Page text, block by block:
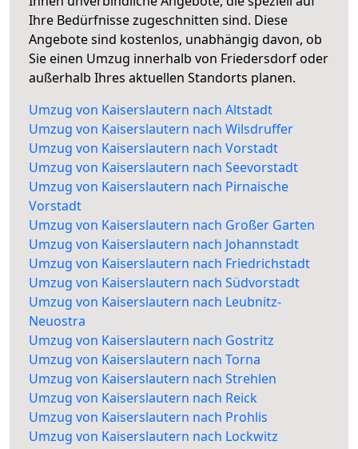
Ihre Bedürfnisse zugeschnitten sind. Diese
Angebote sind kostenlos, unabhängig davon, ob
Sie einen Umzug innerhalb von Friedersdorf oder
außerhalb Ihres aktuellen Standorts planen.
Umzug von Kaiserslautern nach Altstadt
Umzug von Kaiserslautern nach Wilsdruffer
Umzug von Kaiserslautern nach Vorstadt
Umzug von Kaiserslautern nach Seevorstadt
Umzug von Kaiserslautern nach Pirnaische
Vorstadt
Umzug von Kaiserslautern nach Großer Garten
Umzug von Kaiserslautern nach Johannstadt
Umzug von Kaiserslautern nach Friedrichstadt
Umzug von Kaiserslautern nach Südvorstadt
Umzug von Kaiserslautern nach Leubnitz-
Neuostra
Umzug von Kaiserslautern nach Gostritz
Umzug von Kaiserslautern nach Torna
Umzug von Kaiserslautern nach Strehlen
Umzug von Kaiserslautern nach Reick
Umzug von Kaiserslautern nach Prohlis
Umzug von Kaiserslautern nach Lockwitz